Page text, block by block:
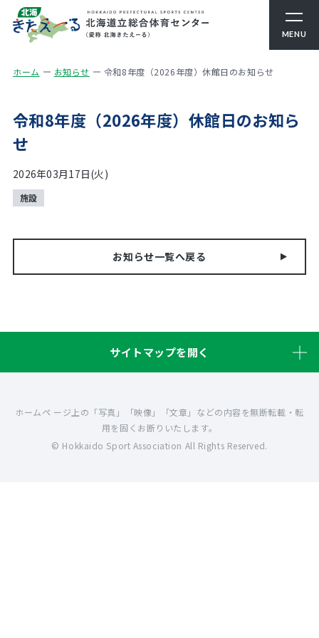
MENU
ホーム お知らせ 令和8年度（2026年度）休館日のお知らせ
令和8年度（2026年度）休館日のお知ら
せ
2026年03月17日(火)
施設
お知らせ一覧へ戻る
サイトマップを開く
ホームペ ージ上の「写真」「映像」「文章」などの内容を無断転載・転
用を固くお断りいたします。
© Hokkaido Sport Association All Rights Reserved.